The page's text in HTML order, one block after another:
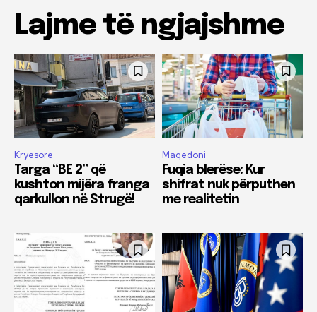
Lajme të ngjajshme
Kryesore
Targa “BE 2” që
kushton mijëra franga
qarkullon në Strugë!
Maqedoni
Fuqia blerëse: Kur
shifrat nuk përputhen
me realitetin